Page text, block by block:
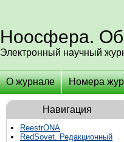
Ноосфера.
Электронный научный
О журнале Номера
Навигация
ReestrONA
RedSovet. Редакционный